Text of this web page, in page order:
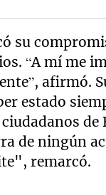
su
“A mí me
afirmó.
estado
de ningún
remarcó.